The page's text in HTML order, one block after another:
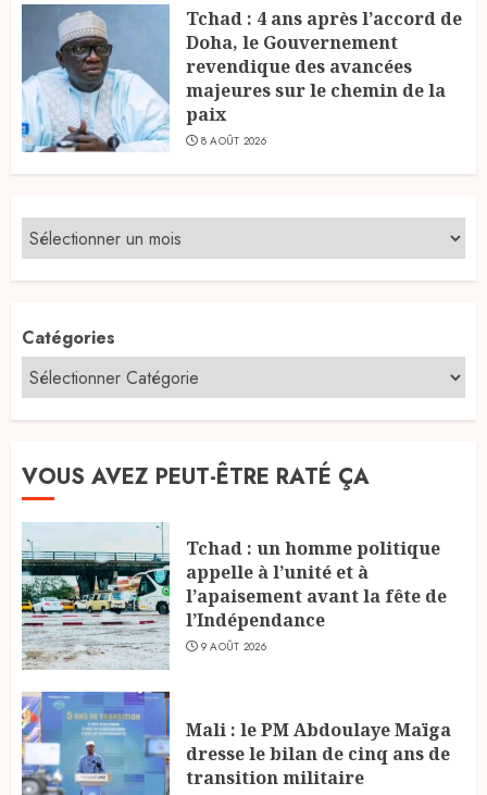
Tchad : 4 ans après l’accord de
Doha, le Gouvernement
revendique des avancées
majeures sur le chemin de la
paix
8 AOÛT 2026
Catégories
VOUS AVEZ PEUT-ÊTRE RATÉ ÇA
Tchad : un homme politique
appelle à l’unité et à
l’apaisement avant la fête de
l’Indépendance
9 AOÛT 2026
Mali : le PM Abdoulaye Maïga
dresse le bilan de cinq ans de
transition militaire